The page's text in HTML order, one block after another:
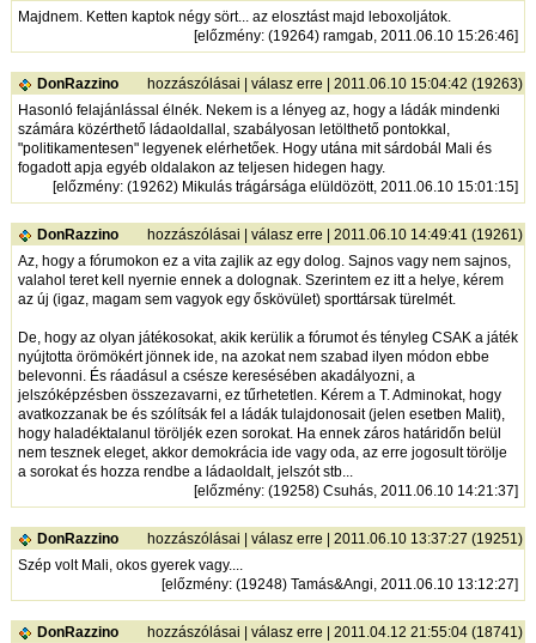
Majdnem. Ketten kaptok négy sört... az elosztást majd leboxoljátok.
[előzmény: (19264) ramgab, 2011.06.10 15:26:46]
DonRazzino hozzászólásai |válasz erre | 2011.06.10 15:04:42 (19263)
Hasonló felajánlással élnék. Nekem is a lényeg az, hogy a ládák mindenki
számára közérthető ládaoldallal, szabályosan letölthető pontokkal,
"politikamentesen" legyenek elérhetőek. Hogy utána mit sárdobál Mali és
fogadott apja egyéb oldalakon az teljesen hidegen hagy.
[előzmény: (19262) Mikulás trágársága elüldözött, 2011.06.10 15:01:15]
DonRazzino hozzászólásai |válasz erre | 2011.06.10 14:49:41 (19261)
Az, hogy a fórumokon ez a vita zajlik az egy dolog. Sajnos vagy nem sajnos,
valahol teret kell nyernie ennek a dolognak. Szerintem ez itt a helye, kérem
az új (igaz, magam sem vagyok egy őskövület) sporttársak türelmét.
De, hogy az olyan játékosokat, akik kerülik a fórumot és tényleg CSAK a játék
nyújtotta örömökért jönnek ide, na azokat nem szabad ilyen módon ebbe
belevonni. És ráadásul a csésze keresésében akadályozni, a
jelszóképzésben összezavarni, ez tűrhetetlen. Kérem a T. Adminokat, hogy
avatkozzanak be és szólítsák fel a ládák tulajdonosait (jelen esetben Malit),
hogy haladéktalanul töröljék ezen sorokat. Ha ennek záros határidőn belül
nem tesznek eleget, akkor demokrácia ide vagy oda, az erre jogosult törölje
a sorokat és hozza rendbe a ládaoldalt, jelszót stb...
[előzmény: (19258) Csuhás, 2011.06.10 14:21:37]
DonRazzino hozzászólásai |válasz erre | 2011.06.10 13:37:27 (19251)
Szép volt Mali, okos gyerek vagy....
[előzmény: (19248) Tamás&Angi, 2011.06.10 13:12:27]
DonRazzino hozzászólásai |válasz erre | 2011.04.12 21:55:04 (18741)